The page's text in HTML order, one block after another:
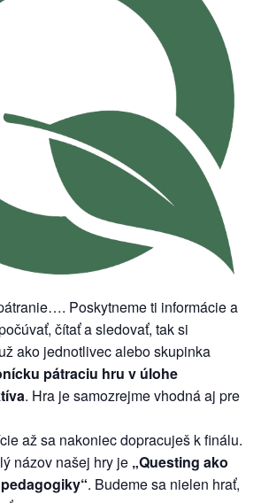
Poskytneme ti informácie a
čítať a sledovať, tak si
ako jednotlivec alebo skupinka
pátraciu hru v úlohe
. Hra je samozrejme vhodná aj pre
až sa nakoniec dopracuješ k finálu.
názov našej hry je „Questing ako
. Budeme sa nielen hrať,